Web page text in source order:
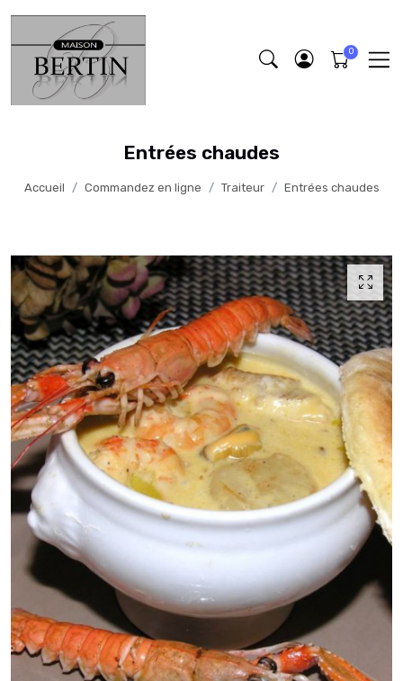
Entrées chaudes
Accueil Commandez en ligne Traiteur Entrées chaudes